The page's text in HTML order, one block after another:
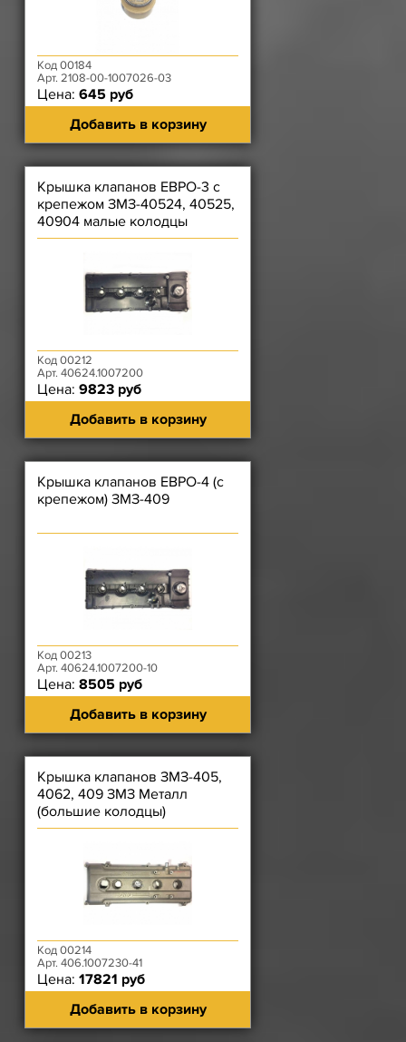
Код 00184
Арт. 2108-00-1007026-03
Цена: 645 руб
Добавить в корзину
Крышка клапанов ЕВРО-3 с
крепежом ЗМЗ-40524, 40525,
40904 малые колодцы
Код 00212
Арт. 40624.1007200
Цена: 9823 руб
Добавить в корзину
Крышка клапанов ЕВРО-4 (с
крепежом) ЗМЗ-409
Код 00213
Арт. 40624.1007200-10
Цена: 8505 руб
Добавить в корзину
Крышка клапанов ЗМЗ-405,
4062, 409 ЗМЗ Металл
(большие колодцы)
Код 00214
Арт. 406.1007230-41
Цена: 17821 руб
Добавить в корзину